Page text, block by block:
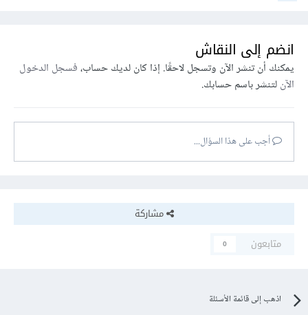
انضم إلى النقاش
يمكنك أن تنشر الآن وتسجل لاحقًا. إذا كان لديك حساب،فسجل الدخول
الآنلتنشر باسم حسابك.
أجب على هذا السؤال...
مشاركة
متابعون
0
اذهب إلى قائمة الأسئلة